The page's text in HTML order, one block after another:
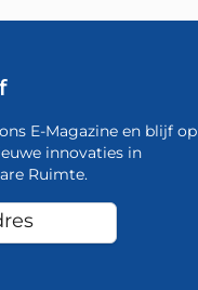
E-Magazine en blijf op
innovaties in
Ruimte.